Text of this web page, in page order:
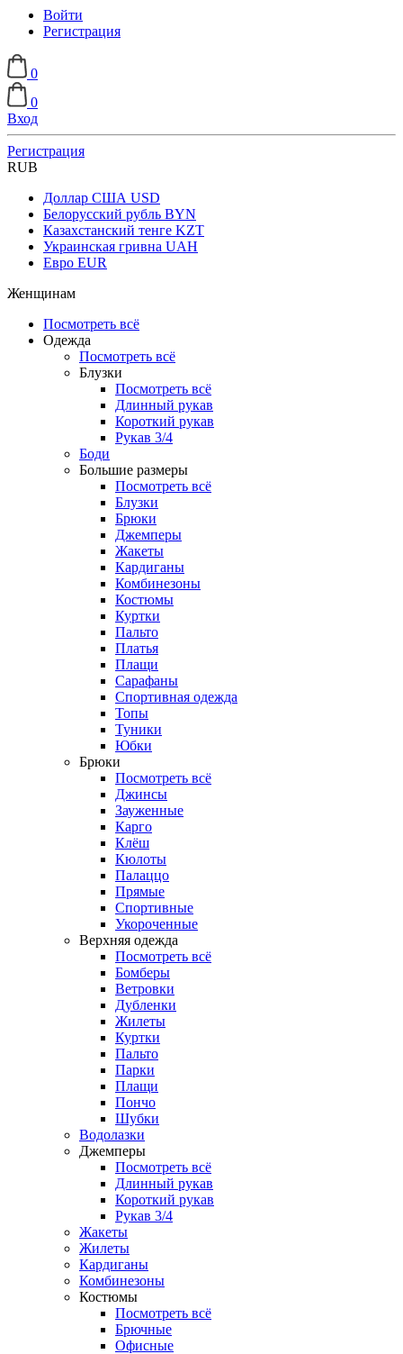
Войти
Регистрация
0
0
Вход
Регистрация
RUB
Доллар США USD
Белорусский рубль BYN
Казахстанский тенге KZT
Украинская гривна UAH
Евро EUR
Женщинам
Посмотреть всё
Одежда
Посмотреть всё
Блузки
Посмотреть всё
Длинный рукав
Короткий рукав
Рукав 3/4
Боди
Большие размеры
Посмотреть всё
Блузки
Брюки
Джемперы
Жакеты
Кардиганы
Комбинезоны
Костюмы
Куртки
Пальто
Платья
Плащи
Сарафаны
Спортивная одежда
Топы
Туники
Юбки
Брюки
Посмотреть всё
Джинсы
Зауженные
Карго
Клёш
Кюлоты
Палаццо
Прямые
Спортивные
Укороченные
Верхняя одежда
Посмотреть всё
Бомберы
Ветровки
Дубленки
Жилеты
Куртки
Пальто
Парки
Плащи
Пончо
Шубки
Водолазки
Джемперы
Посмотреть всё
Длинный рукав
Короткий рукав
Рукав 3/4
Жакеты
Жилеты
Кардиганы
Комбинезоны
Костюмы
Посмотреть всё
Брючные
Офисные